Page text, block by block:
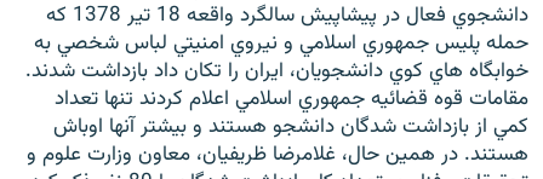
زبان‌های دیگر
دانشجوي فعال در پيشاپيش سالگرد واقعه 18 تير 1378 كه
حمله پليس جمهوري اسلامي و نيروي امنيتي لباس شخصي به
خوابگاه هاي كوي دانشجويان، ايران را تكان داد بازداشت شدند.
مقامات قوه قضائيه جمهوري اسلامي اعلام كردند تنها تعداد
كمي از بازداشت شدگان دانشجو هستند و بيشتر آنها اوباش
هستند. در همين حال، غلامرضا ظريفيان، معاون وزارت علوم و